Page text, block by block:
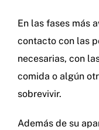
En las fases más
contacto con las
necesarias, con
comida o algún
sobrevivir.
Además de su